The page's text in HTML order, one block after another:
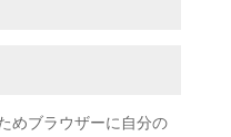
めブラウザーに自分の